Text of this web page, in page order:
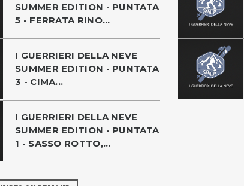
SUMMER EDITION - PUNTATA
5 - FERRATA RINO...
I GUERRIERI DELLA NEVE
SUMMER EDITION - PUNTATA
3 - CIMA...
I GUERRIERI DELLA NEVE
SUMMER EDITION - PUNTATA
1 - SASSO ROTTO,...